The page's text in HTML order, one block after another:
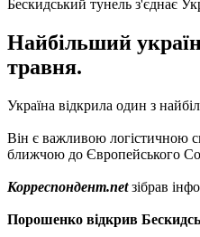
Бескидський тунель з'єднає
Найбільший
травня.
Україна відкрила один з
Він є важливою логістичною
ближчою до Європейського
Корреспондент.netзібрав
Порошенко відкрив